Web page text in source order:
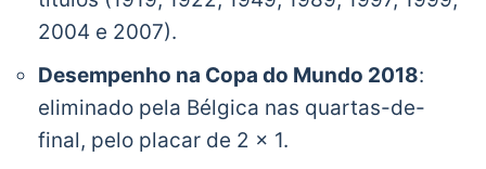
2004 e 2007).
Desempenho na Copa do Mundo 2018:
eliminado pela Bélgica nas quartas-de-
final, pelo placar de 2 x 1.